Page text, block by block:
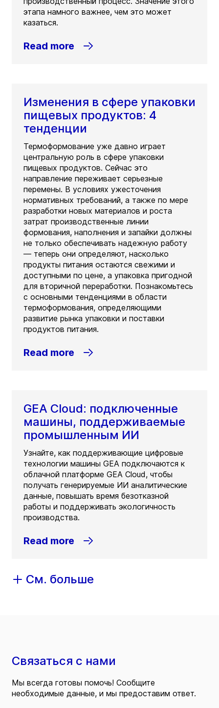
этапа намного важнее, чем это может
казаться.
Read more
Изменения в сфере упаковки
пищевых продуктов: 4
тенденции
Термоформование уже давно играет
центральную роль в сфере упаковки
пищевых продуктов. Сейчас это
направление переживает серьезные
перемены. В условиях ужесточения
нормативных требований, а также по мере
разработки новых материалов и роста
затрат производственные линии
формования, наполнения и запайки должны
не только обеспечивать надежную работу
— теперь они определяют, насколько
продукты питания остаются свежими и
доступными по цене, а упаковка пригодной
для вторичной переработки. Познакомьтесь
с основными тенденциями в области
термоформования, определяющими
развитие рынка упаковки и поставки
продуктов питания.
Read more
GEA Cloud: подключенные
машины, поддерживаемые
промышленным ИИ
Узнайте, как поддерживающие цифровые
технологии машины GEA подключаются к
облачной платформе GEA Cloud, чтобы
получать генерируемые ИИ аналитические
данные, повышать время безотказной
работы и поддерживать экологичность
производства.
Read more
См. больше
Связаться с нами
Мы всегда готовы помочь! Сообщите
необходимые данные, и мы предоставим ответ.